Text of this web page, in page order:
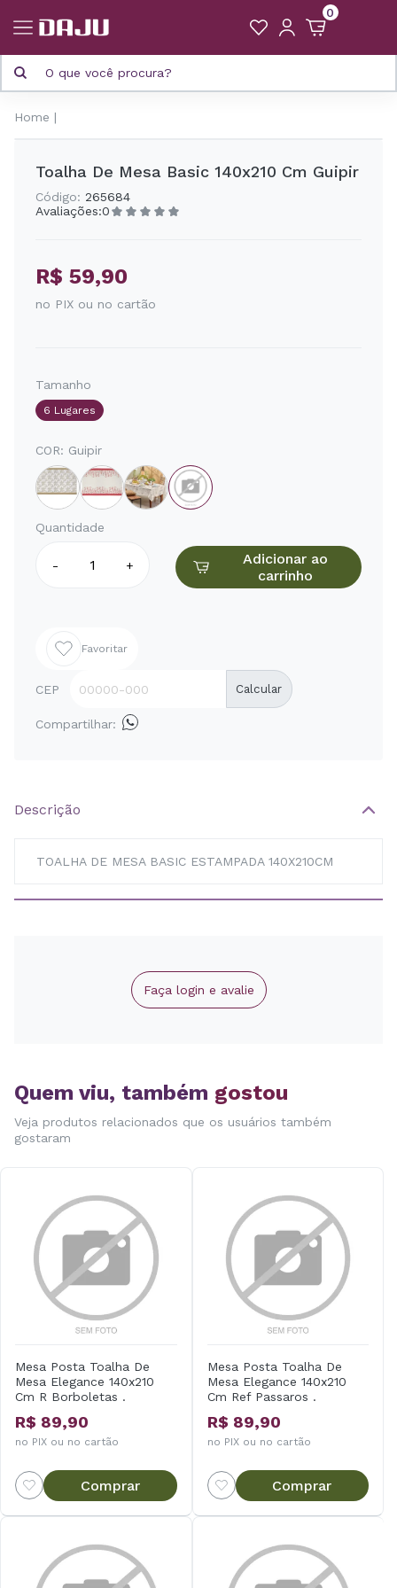
0
Home
Toalha De Mesa Basic 140x210 Cm Guipir
Código: 265684
Avaliações:0
R$ 59,90
no PIX ou no cartão
Tamanho
6 Lugares
COR: Guipir
Quantidade
- +
Adicionar ao
carrinho
Favoritar
CEP Calcular
Compartilhar:
Descrição
TOALHA DE MESA BASIC ESTAMPADA 140X210CM
Faça login e avalie
Quem viu, também gostou
Veja produtos relacionados que os usuários também
gostaram
Mesa Posta Toalha De
Mesa Elegance 140x210
Cm R Borboletas .
R$ 89,90
no PIX ou no cartão
Comprar
Mesa Posta Toalha De
Mesa Elegance 140x210
Cm Ref Passaros .
R$ 89,90
no PIX ou no cartão
Comprar